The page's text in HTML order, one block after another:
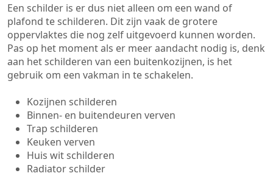
Een schilder is er dus niet alleen om een wand of
plafond te schilderen. Dit zijn vaak de grotere
oppervlaktes die nog zelf uitgevoerd kunnen worden.
Pas op het moment als er meer aandacht nodig is, denk
aan het schilderen van een buitenkozijnen, is het
gebruik om een vakman in te schakelen.
Kozijnen schilderen
Binnen- en buitendeuren verven
Trap schilderen
Keuken verven
Huis wit schilderen
Radiator schilder